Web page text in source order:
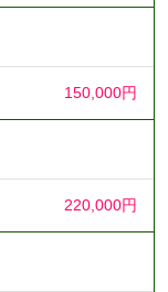
150,000円
220,000円